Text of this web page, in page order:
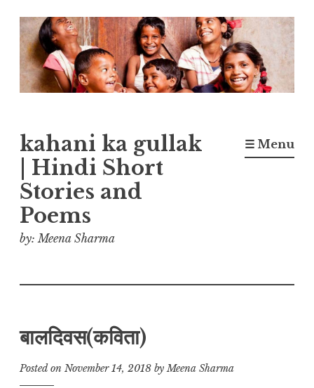
Skip
to
content
kahani ka gullak
| Hindi Short
Stories and
Poems
by: Meena Sharma
☰ Menu
बालदिवस(कविता)
Posted on November 14, 2018 byMeena Sharma